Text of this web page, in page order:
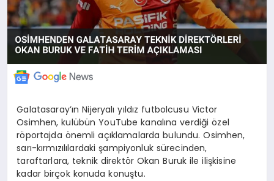
KÜNYE
Galatasaray’ın Nijeryalı yıldız futbolcusu Victor
Osimhen, kulübün YouTube kanalına verdiği özel
röportajda önemli açıklamalarda bulundu. Osimhen,
sarı-kırmızılılardaki şampiyonluk sürecinden,
taraftarlara, teknik direktör Okan Buruk ile ilişkisine
kadar birçok konuda konuştu.